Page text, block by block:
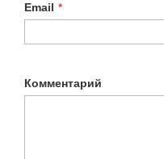
Email *
Комментарий